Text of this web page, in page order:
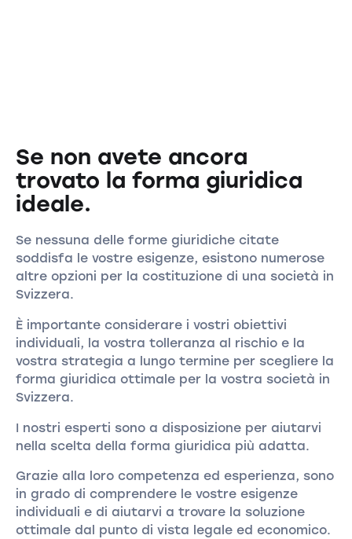
Se non avete ancora
trovato la forma giuridica
ideale.
Se nessuna delle forme giuridiche citate
soddisfa le vostre esigenze, esistono numerose
altre opzioni per la costituzione di una società in
Svizzera.
È importante considerare i vostri obiettivi
individuali, la vostra tolleranza al rischio e la
vostra strategia a lungo termine per scegliere la
forma giuridica ottimale per la vostra società in
Svizzera.
I nostri esperti sono a disposizione per aiutarvi
nella scelta della forma giuridica più adatta.
Grazie alla loro competenza ed esperienza, sono
in grado di comprendere le vostre esigenze
individuali e di aiutarvi a trovare la soluzione
ottimale dal punto di vista legale ed economico.